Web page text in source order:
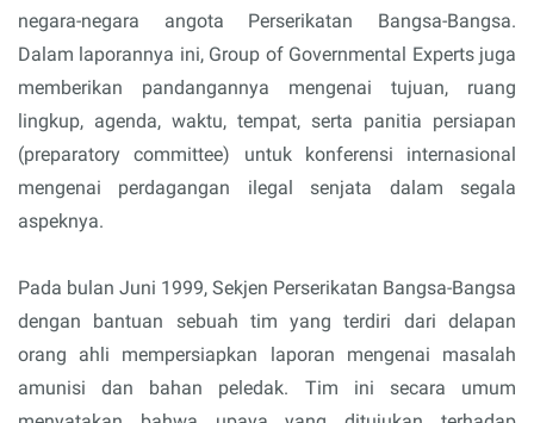
negara-negara angota Perserikatan Bangsa-Bangsa.
Dalam laporannya ini, Group of Governmental Experts juga
memberikan pandangannya mengenai tujuan, ruang
lingkup, agenda, waktu, tempat, serta panitia persiapan
(preparatory committee) untuk konferensi internasional
mengenai perdagangan ilegal senjata dalam segala
aspeknya.
Pada bulan Juni 1999, Sekjen Perserikatan Bangsa-Bangsa
dengan bantuan sebuah tim yang terdiri dari delapan
orang ahli mempersiapkan laporan mengenai masalah
amunisi dan bahan peledak. Tim ini secara umum